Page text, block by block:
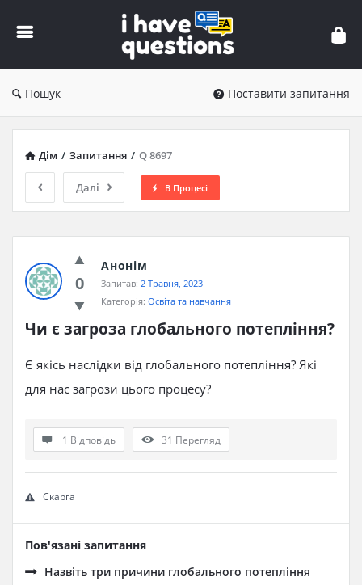
iHaveQuestions
Пошук Поставити запитання
Дім / Запитання / Q 8697
Далі В Процесі
0
Анонім
Запитав: 2 Травня, 2023
Категорія: Освіта та навчання
Чи є загроза глобального потепління?
Є якісь наслідки від глобального потепління? Які
для нас загрози цього процесу?
1 Відповідь 31 Перегляд
Скарга
Пов'язані запитання
Назвіть три причини глобального потепління